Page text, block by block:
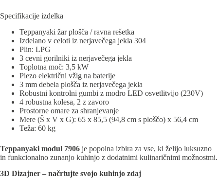
Specifikacije izdelka
Teppanyaki žar plošča / ravna rešetka
Izdelano v celoti iz nerjavečega jekla 304
Plin: LPG
3 cevni gorilniki iz nerjavečega jekla
Toplotna moč: 3,5 kW
Piezo električni vžig na baterije
3 mm debela plošča iz nerjavečega jekla
Robustni kontrolni gumbi z modro LED osvetlitvijo (230V)
4 robustna kolesa, 2 z zavoro
Prostorne omare za shranjevanje
Mere (Š x V x G): 65 x 85,5 (94,8 cm s ploščo) x 56,4 cm
Teža: 60 kg
Teppanyaki modul 7906 je popolna izbira za vse, ki želijo luksuzno
in funkcionalno zunanjo kuhinjo z dodatnimi kulinaričnimi možnostmi.
3D Dizajner – načrtujte svojo kuhinjo zdaj